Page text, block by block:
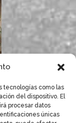
tecnologías como las
del dispositivo. El
procesar datos
únicas